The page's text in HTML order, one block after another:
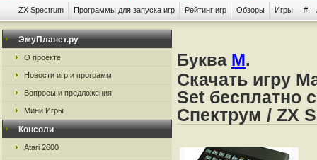
ZX Spectrum Программы для запуска игр Рейтинг игр Обзоры Игры: #
ЭмуПланет.ру
О проекте
Новости игр и программ
Вопросы и предложения
Мини Игры
Консоли
Atari 2600
Буква M.
Скачать игру
Set бесплатно
Спектрум / ZX